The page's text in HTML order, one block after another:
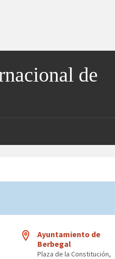
de
Ayuntamiento de
Berbegal
Plaza de la Constitución,